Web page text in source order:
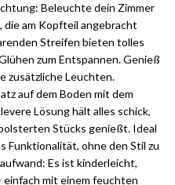
Beleuchte dein Zimmer
am Kopfteil angebracht
Streifen bieten tolles
zum Entspannen. Genieß
zusätzliche Leuchten.
auf dem Boden mit dem
Lösung hält alles schick,
Stücks genießt. Ideal
Funktionalität, ohne den Stil zu
Es ist kinderleicht,
mit einem feuchten